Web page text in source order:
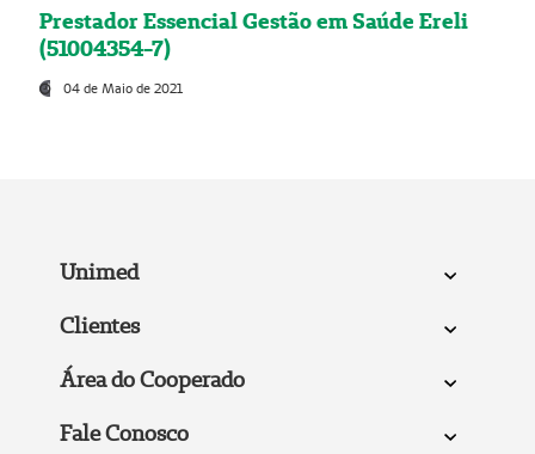
Prestador Essencial Gestão em Saúde Ereli
(51004354-7)
04 de Maio de 2021
Unimed
Clientes
Área do Cooperado
Fale Conosco